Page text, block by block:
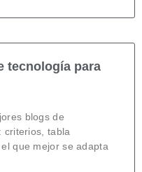
tecnología para
blogs de
criterios, tabla
que mejor se adapta